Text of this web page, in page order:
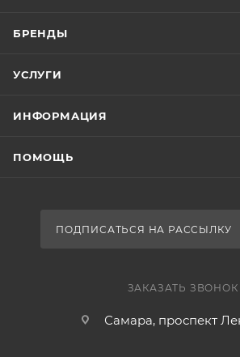
БРЕНДЫ
УСЛУГИ
ИНФОРМАЦИЯ
ПОМОЩЬ
ПОДПИСАТЬСЯ НА РАССЫЛКУ
ЗАКАЗАТЬ ЗВОНОК
Самара, проспект